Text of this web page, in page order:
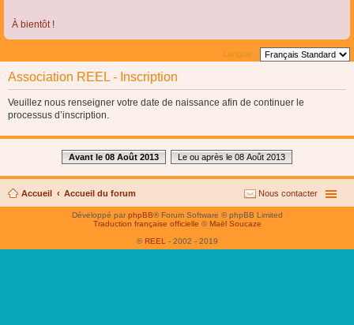
À bientôt !
Langue :
Association REEL - Inscription
Veuillez nous renseigner votre date de naissance afin de continuer le
processus d’inscription.
Avant le 08 Août 2013 Le ou après le 08 Août 2013
Accueil Accueil du forum Nous contacter
Développé parphpBB® Forum Software © phpBB Limited
Traduction française officielle © Maël Soucaze
© REEL - 2002 - 2019